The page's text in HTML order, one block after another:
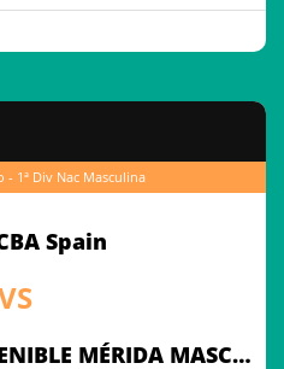
- 1ª Div Nac Masculina
Spain
VERDE Y SOSTENIBLE MÉRIDA MASCULINO